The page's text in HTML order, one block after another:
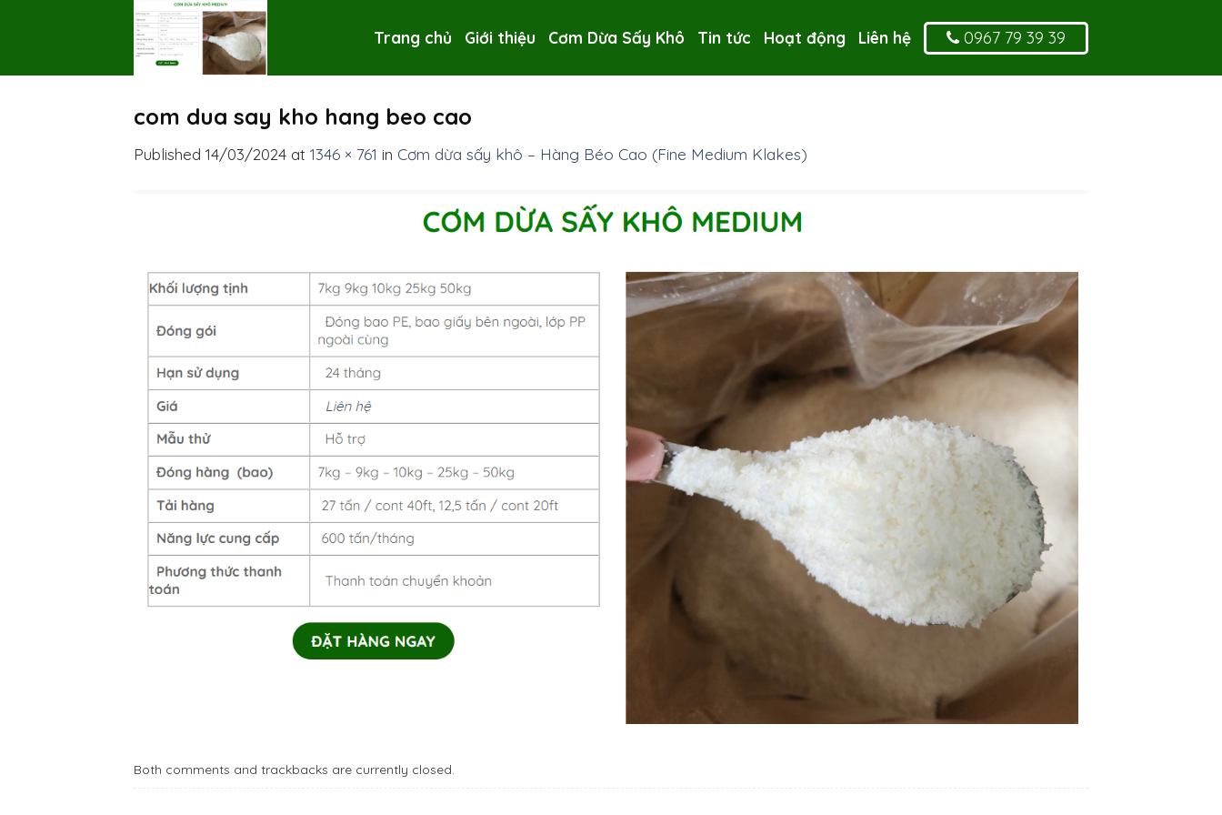
Trang chủ Giới thiệu Cơm Dừa Sấy Khô Tin tức Hoạt động Liên hệ 0967 79 39 39
com dua say kho hang beo cao
Published 14/03/2024 at 1346 × 761 in Cơm dừa sấy khô – Hàng Béo Cao (Fine Medium Klakes)
Both comments and trackbacks are currently closed.